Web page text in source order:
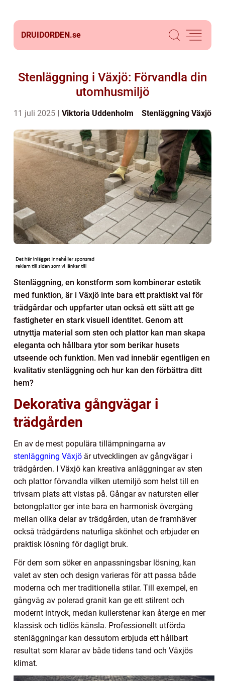
DRUIDORDEN.se
Stenläggning i Växjö: Förvandla din
utomhusmiljö
11 juli 2025 Viktoria Uddenholm Stenläggning Växjö
Stenläggning, en konstform som kombinerar estetik
med funktion, är i Växjö inte bara ett praktiskt val för
trädgårdar och uppfarter utan också ett sätt att ge
fastigheter en stark visuell identitet. Genom att
utnyttja material som sten och plattor kan man skapa
eleganta och hållbara ytor som berikar husets
utseende och funktion. Men vad innebär egentligen en
kvalitativ stenläggning och hur kan den förbättra ditt
hem?
Dekorativa gångvägar i
trädgården
En av de mest populära tillämpningarna av
stenläggning Växjö är utvecklingen av gångvägar i
trädgården. I Växjö kan kreativa anläggningar av sten
och plattor förvandla vilken utemiljö som helst till en
trivsam plats att vistas på. Gångar av natursten eller
betongplattor ger inte bara en harmonisk övergång
mellan olika delar av trädgården, utan de framhäver
också trädgårdens naturliga skönhet och erbjuder en
praktisk lösning för dagligt bruk.
För dem som söker en anpassningsbar lösning, kan
valet av sten och design varieras för att passa både
moderna och mer traditionella stilar. Till exempel, en
gångväg av polerad granit kan ge ett stilrent och
modernt intryck, medan kullerstenar kan återge en mer
klassisk och tidlös känsla. Professionellt utförda
stenläggningar kan dessutom erbjuda ett hållbart
resultat som klarar av både tidens tand och Växjös
klimat.